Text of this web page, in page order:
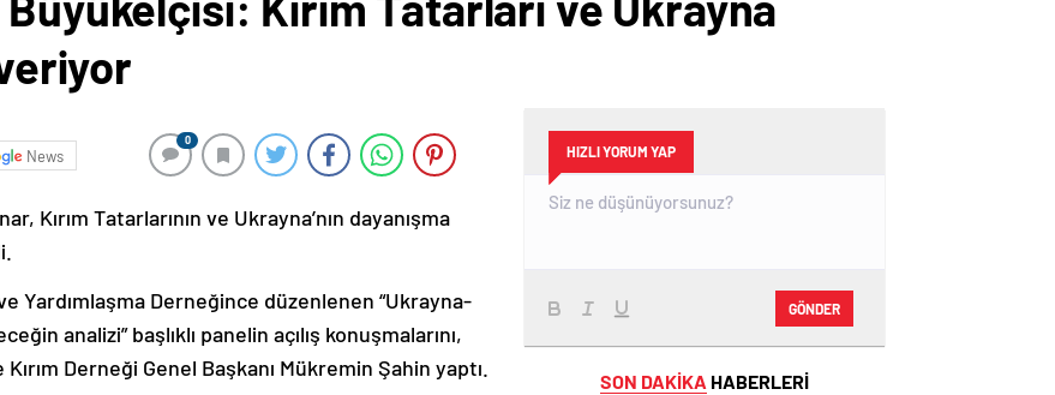
News
0
Kırım Tatarlarının ve Ukrayna’nın dayanışma
Yardımlaşma Derneğince düzenlenen “Ukrayna-
analizi” başlıklı panelin açılış konuşmalarını,
Derneği Genel Başkanı Mükremin Şahin yaptı.
HIZLI YORUM YAP
GÖNDER
SON DAKİKA HABERLERİ